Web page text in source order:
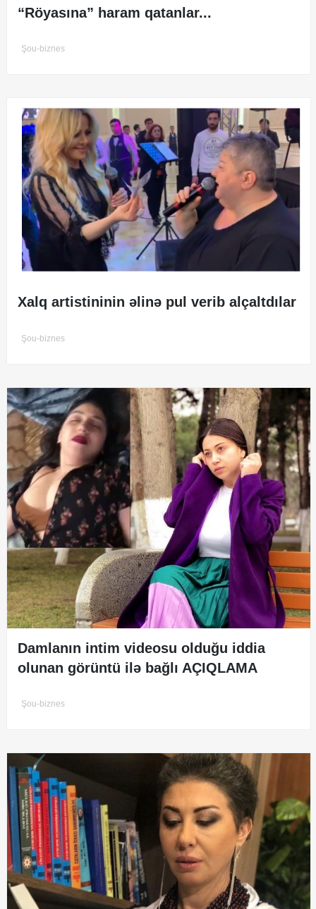
“Röyasına” haram qatanlar...
Şou-biznes
Xalq artistininin əlinə pul verib alçaltdılar
Şou-biznes
Damlanın intim videosu olduğu iddia
olunan görüntü ilə bağlı AÇIQLAMA
Şou-biznes